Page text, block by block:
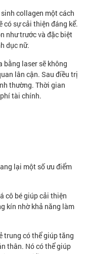
collagen một cách
có sự cải thiện đáng kể.
như trước và đặc biệt
dục nữ.
bằng laser sẽ không
lân cận. Sau điều trị
thường. Thời gian
tài chính.
lại một số ưu điểm
cô bé giúp cải thiện
kín nhờ khả năng làm
trung có thể giúp tăng
thân. Nó có thể giúp